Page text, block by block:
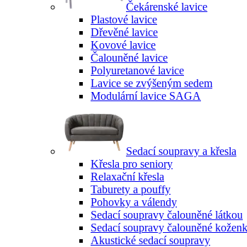
Čekárenské lavice
Plastové lavice
Dřevěné lavice
Kovové lavice
Čalouněné lavice
Polyuretanové lavice
Lavice se zvýšeným sedem
Modulární lavice SAGA
Sedací soupravy a křesla
Křesla pro seniory
Relaxační křesla
Taburety a pouffy
Pohovky a válendy
Sedací soupravy čalouněné látkou
Sedací soupravy čalouněné
Akustické sedací soupravy